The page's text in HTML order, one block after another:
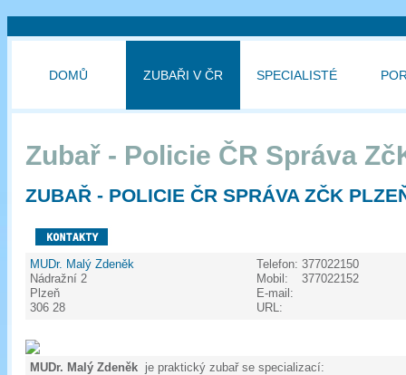
DOMŮ ZUBAŘI V ČR SPECIALISTÉ
Zubař - Policie ČR Správa
ZUBAŘ - POLICIE ČR SPRÁVA ZČK
MUDr. Malý Zdeněk
Nádražní 2
Plzeň
306 28
Telefon:
Mobil:
E-mail:
URL:
377022150
377022152
MUDr. Malý Zdeněk je praktický zubař se specializací: